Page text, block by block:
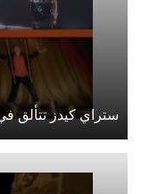
ستراي كيدز تتألق